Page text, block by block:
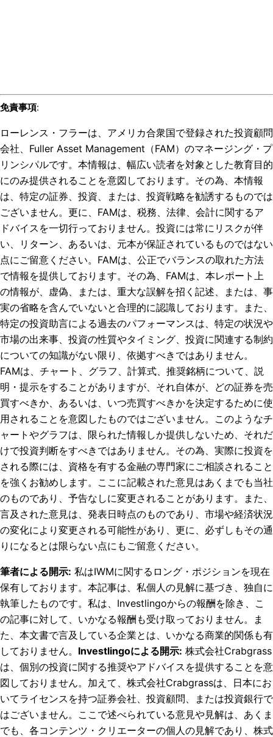
免責事項:
ローレンス・フラーは、アメリカ合衆国で登録された投資顧問
会社、Fuller Asset Management（FAM）のマネージング・プ
リンシパルです。本情報は、幅広い読者を対象とした教育目的
にのみ提供されることを意図しております。その為、本情報
は、特定の証券、投資、または、投資戦略を勧誘するものでは
ございません。更に、FAMは、税務、法律、会計に関するア
ドバイスを一切行っておりません。投資には常にリスクが伴
い、リターン、あるいは、元本が保証されているものではない
点にご留意ください。FAMは、公正でバランスの取れた方法
で情報を提供しております。その為、FAMは、本レポート上
の情報が、虚偽、または、重大な誤解を招く記述、または、事
実の省略を含んでいないと合理的に認識しております。また、
特定の投資助言による過去のパフォーマンスは、特定の状況や
市場の出来事、投資の性質やタイミング、投資に関連する制約
についての知識がない限り、依拠すべきではありません。
FAMは、チャート、グラフ、計算式、推奨銘柄について、説
明・提示をすることがありますが、それ自体が、どの証券を売
買すべきか、あるいは、いつ売買すべきかを決定するために使
用されることを意図したものではございません。このようなチ
ャートやグラフは、限られた情報しか提供しないため、それだ
けで投資判断をすべきではありません。その為、実際に投資を
される際には、資格を有する金融の専門家にご相談されること
を強くお勧めします。ここに記載された意見はあくまでも当社
のものであり、予告なしに変更されることがあります。また、
言及された意見は、発表日時点のものであり、市場や経済状況
の変化により変更される可能性があり、更に、必ずしもその通
りになるとは限らない点にもご留意ください。
筆者による開示: 私はIWMに関するロング・ポジションを現在
保有しております。 本記事は、私個人の見解に基づき、独自に
執筆したものです。私は、Investlingoからの報酬を除き、こ
の記事に対して、いかなる報酬も受け取っておりません。ま
た、本文書で言及している企業とは、いかなる商業的関係も有
しておりません。 Investlingoによる開示: 株式会社Crabgrass
は、個別の投資に関する推奨やアドバイスを提供することを意
図しておりません。加えて、株式会社Crabgrassは、日本にお
いてライセンスを持つ証券会社、投資顧問、または投資銀行で
はございません。ここで述べられている意見や見解は、あくま
でも、各コンテンツ・クリエーターの個人の見解であり、株式